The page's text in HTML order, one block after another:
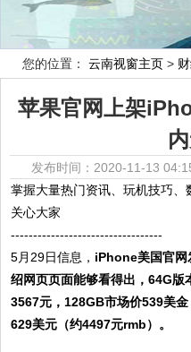
您的位置： 云南视窗主页 >
苹果官网上架
发布时间：2020-11-13
掌握大量热门资讯、玩机技巧
关心大家
----------------------------------
5月29日信息， iPhone美国官网
绍网页页面能够看得出，64G
3567元，128GB市场价539美
629美元（约4497元rmb）。